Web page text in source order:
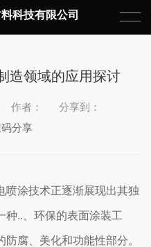
科技有限公司
造领域的应用探讨
作者：
分享到：
分享
喷涂技术正逐渐展现出其独
种..、环保的表面涂装工
腐、美化和功能性部分。